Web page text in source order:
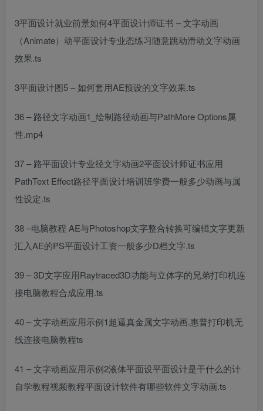
3平面设计就业前景如何4平面设计师证书 – 文字动画
（Animate）动平面设计专业态练习随意跳动滑动文字动画
效果.ts
3平面设计图5 – 如何套用AE预设的文字效果.ts
36 – 路径文字动画1_绘制路径动画与PathMore Options属
性.mp4
37 – 路平面设计专业径文字动画2平面设计师证书应用
PathText Effect路径平面设计培训班学费一般多少动画与属
性设定.ts
38 –电脑教程 AE与Photoshop文字整合转换可编辑文字更新
汇入AE的PS平面设计工资一般多少D档文字.ts
39 – 3D文字应用Raytraced3D功能与立体字的兄弟打印机连
接电脑教程合成应用.ts
40 – 文字动画应用示例1超逼真金属文字动画.惠普打印机无
线连接电脑教程ts
41 – 文字动画应用示例2液体平面设平面设计是干什么的计
自学教程视频教程平面设计软件有哪些软件文字动画.ts